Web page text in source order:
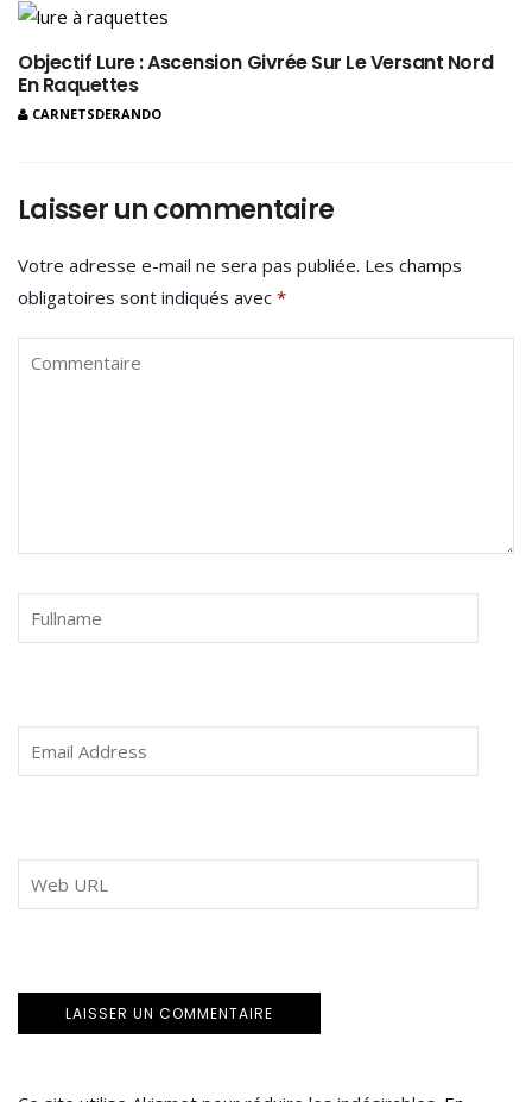
Objectif Lure : Ascension Givrée Sur Le Versant Nord
En Raquettes
CARNETSDERANDO
Laisser un commentaire
Votre adresse e-mail ne sera pas publiée. Les champs
obligatoires sont indiqués avec *